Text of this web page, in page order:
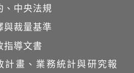
、中央法規
與裁量基準
指導文書
計畫、業務統計與研究報